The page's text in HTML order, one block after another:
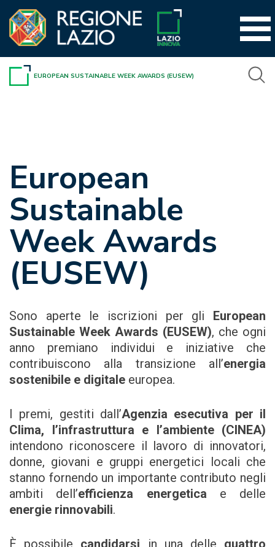
contenuto
EUROPEAN SUSTAINABLE WEEK AWARDS (EUSEW)
European
Sustainable
Week Awards
(EUSEW)
Sono aperte le iscrizioni per gli European
Sustainable Week Awards (EUSEW), che ogni
anno premiano individui e iniziative che
contribuiscono alla transizione all’energia
sostenibile e digitale europea.
I premi, gestiti dall’Agenzia esecutiva per il
Clima, l’infrastruttura e l’ambiente (CINEA)
intendono riconoscere il lavoro di innovatori,
donne, giovani e gruppi energetici locali che
stanno fornendo un importante contributo negli
ambiti dell’efficienza energetica e delle
energie rinnovabili.
È possibile candidarsi in una delle quattro